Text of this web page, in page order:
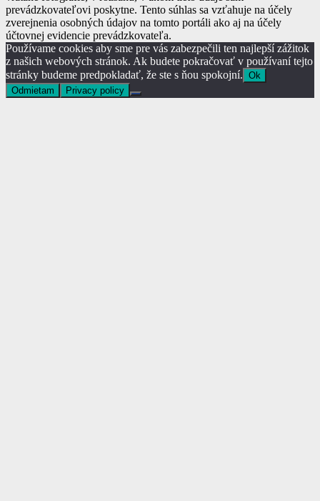
prevádzkovateľovi poskytne. Tento súhlas sa vzťahuje na účely
zverejnenia osobných údajov na tomto portáli ako aj na účely
účtovnej evidencie prevádzkovateľa.
Používame cookies aby sme pre vás zabezpečili ten najlepší zážitok
z našich webových stránok. Ak budete pokračovať v používaní tejto
stránky budeme predpokladať, že ste s ňou spokojní. Ok
Odmietam
Privacy policy